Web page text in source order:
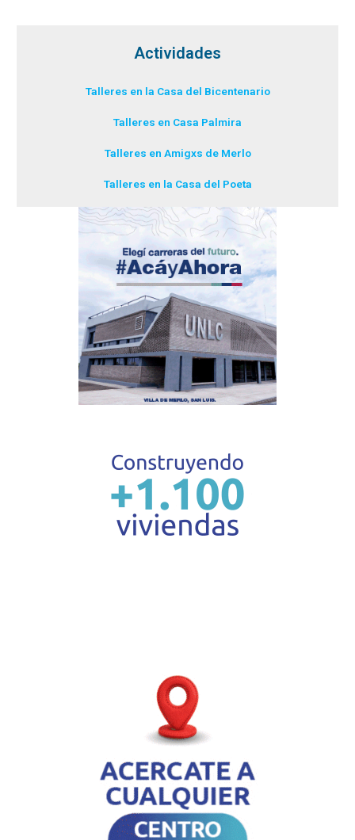
Actividades
Talleres en la Casa del Bicentenario
Talleres en Casa Palmira
Talleres en Amigxs de Merlo
Talleres en la Casa del Poeta